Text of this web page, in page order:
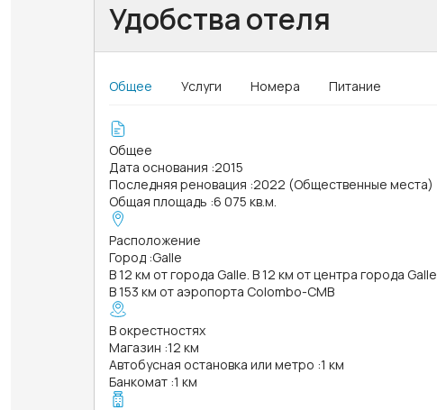
Удобства отеля
Общее Услуги Номера Питание
Общее
Дата основания :2015
Последняя реновация :2022 (Общественные места)
Общая площадь :6 075 кв.м.
Расположение
Город :Galle
В 12 км от города Galle. В 12 км от центра города Galle
В 153 км от аэропорта Colombo-CMB
В окрестностях
Магазин :12 км
Автобусная остановка или метро :1 км
Банкомат :1 км